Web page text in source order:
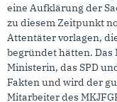
eine Aufklärung der
zu diesem Zeitpunkt
Attentäter vorlagen,
begründet hätten. Das
Ministerin, das SPD
Fakten und wird der
Mitarbeiter des